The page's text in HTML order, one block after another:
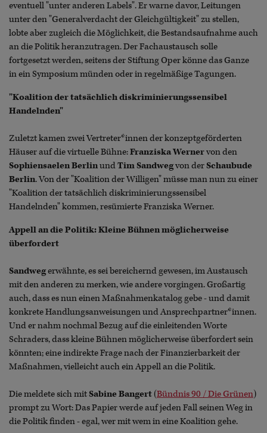
eventuell "unter anderen Labels". Er warne davor, Leitungen
unter den "Generalverdacht der Gleichgültigkeit" zu stellen,
lobte aber zugleich die Möglichkeit, die Bestandsaufnahme auch
an die Politik heranzutragen. Der Fachaustausch solle
fortgesetzt werden, seitens der Stiftung Oper könne das Ganze
in ein Symposium münden oder in regelmäßige Tagungen.
"Koalition der tatsächlich diskriminierungssensibel
Handelnden"
Zuletzt kamen zwei Vertreter*innen der konzeptgeförderten
Häuser auf die virtuelle Bühne:Franziska Wernervon den
Sophiensaelen BerlinundTim Sandwegvon derSchaubude
Berlin. Von der "Koalition der Willigen" müsse man nun zu einer
"Koalition der tatsächlich diskriminierungssensibel
Handelnden" kommen, resümierte Franziska Werner.
Appell an die Politik: Kleine Bühnen möglicherweise
überfordert
Sandwegerwähnte, es sei bereichernd gewesen, im Austausch
mit den anderen zu merken, wie andere vorgingen. Großartig
auch, dass es nun einen Maßnahmenkatalog gebe - und damit
konkrete Handlungsanweisungen und Ansprechpartner*innen.
Und er nahm nochmal Bezug auf die einleitenden Worte
Schraders, dass kleine Bühnen möglicherweise überfordert sein
könnten; eine indirekte Frage nach der Finanzierbarkeit der
Maßnahmen, vielleicht auch ein Appell an die Politik.
Die meldete sich mitSabine Bangert(Bündnis 90 / Die Grünen)
prompt zu Wort: Das Papier werde auf jeden Fall seinen Weg in
die Politik finden - egal, wer mit wem in eine Koalition gehe.